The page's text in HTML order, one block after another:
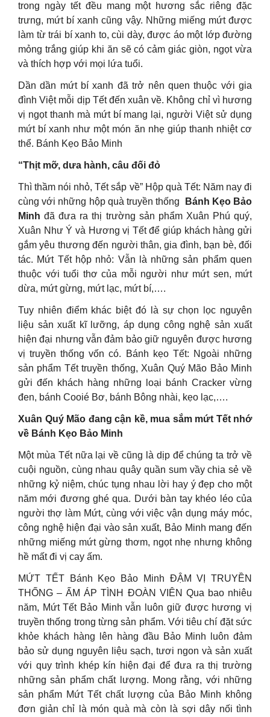
trong ngày tết đều mang một hương sắc riêng đặc
trưng, mứt bí xanh cũng vậy. Những miếng mứt được
làm từ trái bí xanh to, cùi dày, được áo một lớp đường
mỏng trắng giúp khi ăn sẽ có cảm giác giòn, ngọt vừa
và thích hợp với mọi lứa tuổi.
Dần dần mứt bí xanh đã trở nên quen thuộc với gia
đình Việt mỗi dịp Tết đến xuân về. Không chỉ vì hương
vị ngọt thanh mà mứt bí mang lại, người Việt sử dụng
mứt bí xanh như một món ăn nhẹ giúp thanh nhiệt cơ
thể. Bánh Kẹo Bảo Minh
“Thịt mỡ, dưa hành, câu đối đỏ
Thì thầm nói nhỏ, Tết sắp về” Hộp quà Tết: Năm nay đi
cùng với những hộp quà truyền thống
Bánh Kẹo Bảo
Minh đã đưa ra thị trường sản phẩm Xuân Phú quý,
Xuân Như Ý và Hương vị Tết để giúp khách hàng gửi
gắm yêu thương đến người thân, gia đình, bạn bè, đối
tác. Mứt Tết hộp nhỏ: Vẫn là những sản phẩm quen
thuộc với tuổi thơ của mỗi người như mứt sen, mứt
dừa, mứt gừng, mứt lạc, mứt bí,….
Tuy nhiên điểm khác biệt đó là sự chọn lọc nguyên
liệu sản xuất kĩ lưỡng, áp dụng công nghệ sản xuất
hiện đại nhưng vẫn đảm bảo giữ nguyên được hương
vị truyền thống vốn có. Bánh kẹo Tết: Ngoài những
sản phẩm Tết truyền thống, Xuân Quý Mão Bảo Minh
gửi đến khách hàng những loại bánh Cracker vừng
đen, bánh Cooié Bơ, bánh Bông nhài, kẹo lạc,….
Xuân Quý Mão đang cận kề, mua sắm mứt Tết nhớ
về Bánh Kẹo Bảo Minh
Một mùa Tết nữa lại về cũng là dịp để chúng ta trở về
cuội nguồn, cùng nhau quây quần sum vầy chia sẻ về
những kỷ niệm, chúc tụng nhau lời hay ý đẹp cho một
năm mới đương ghé qua. Dưới bàn tay khéo léo của
người thợ làm Mứt, cùng với việc vận dụng máy móc,
công nghệ hiện đại vào sản xuất, Bảo Minh mang đến
những miếng mứt gừng thơm, ngọt nhẹ nhưng không
hề mất đi vị cay ấm.
MỨT TẾT Bánh Kẹo Bảo Minh ĐẬM VỊ TRUYỀN
THỐNG – ẤM ÁP TÌNH ĐOÀN VIÊN Qua bao nhiêu
năm, Mứt Tết Bảo Minh vẫn luôn giữ được hương vị
truyền thống trong từng sản phẩm. Với tiêu chí đặt sức
khỏe khách hàng lên hàng đầu Bảo Minh luôn đảm
bảo sử dụng nguyên liệu sạch, tươi ngon và sản xuất
với quy trình khép kín hiện đại để đưa ra thị trường
những sản phẩm chất lượng. Mong rằng, với những
sản phẩm Mứt Tết chất lượng của Bảo Minh không
đơn giản chỉ là món quà mà còn là sợi dây nối tình